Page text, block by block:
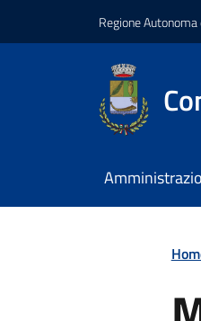
Regione